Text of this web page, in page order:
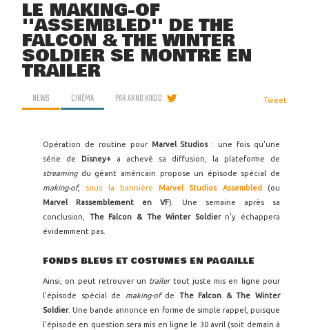
LE MAKING-OF
''ASSEMBLED'' DE THE
FALCON & THE WINTER
SOLDIER SE MONTRE EN
TRAILER
NEWS CINÉMA PARARNO KIKOO Tweet
Opération de routine pour Marvel Studios : une fois qu'une
série de Disney+ a achevé sa diffusion, la plateforme de
streaming du géant américain propose un épisode spécial de
making-of, sous la bannièreMarvel Studios Assembled
(ou
Marvel Rassemblement en VF). Une semaine après sa
conclusion, The Falcon & The Winter Soldiern'y échappera
évidemment pas.
FONDS BLEUS ET COSTUMES EN PAGAILLE
Ainsi, on peut retrouver un trailer tout juste mis en ligne pour
l'épisode spécial de
making-of de The Falcon & The Winter
Soldier. Une bande annonce en forme de simple rappel, puisque
l'épisode en question sera mis en ligne le 30 avril (soit demain à